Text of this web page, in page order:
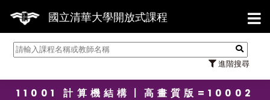
國立清華大學開放式課程
進階搜尋
【
11001 計算機結構〡高畫質版=10002